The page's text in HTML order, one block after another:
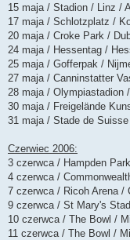
15 maja / Stadion / Linz /
17 maja / Schlotzplatz /
20 maja / Croke Park /
24 maja / Hessentag /
25 maja / Gofferpak /
27 maja / Canninstatter
28 maja / Olympiastadion
30 maja / Freigelände
31 maja / Stade de
Czerwiec 2006:
3 czerwca / Hampden
4 czerwca /
7 czerwca / Ricoh Arena /
9 czerwca / St Mary's
10 czerwca / The Bowl /
11 czerwca / The Bowl /